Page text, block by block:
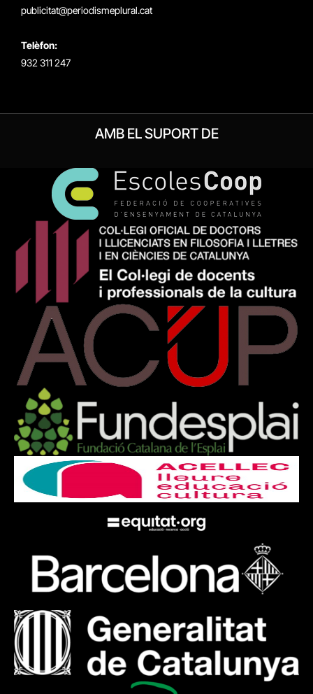
publicitat@periodismeplural.cat
Telèfon:
932 311 247
AMB EL SUPORT DE